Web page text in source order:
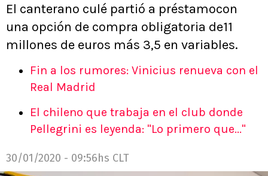
El canterano culé partió a préstamocon
una opción de compra obligatoria de11
millones de euros más 3,5 en variables.
Fin a los rumores: Vinicius renueva con el
Real Madrid
El chileno que trabaja en el club donde
Pellegrini es leyenda: "Lo primero que..."
30/01/2020 - 09:56hs CLT